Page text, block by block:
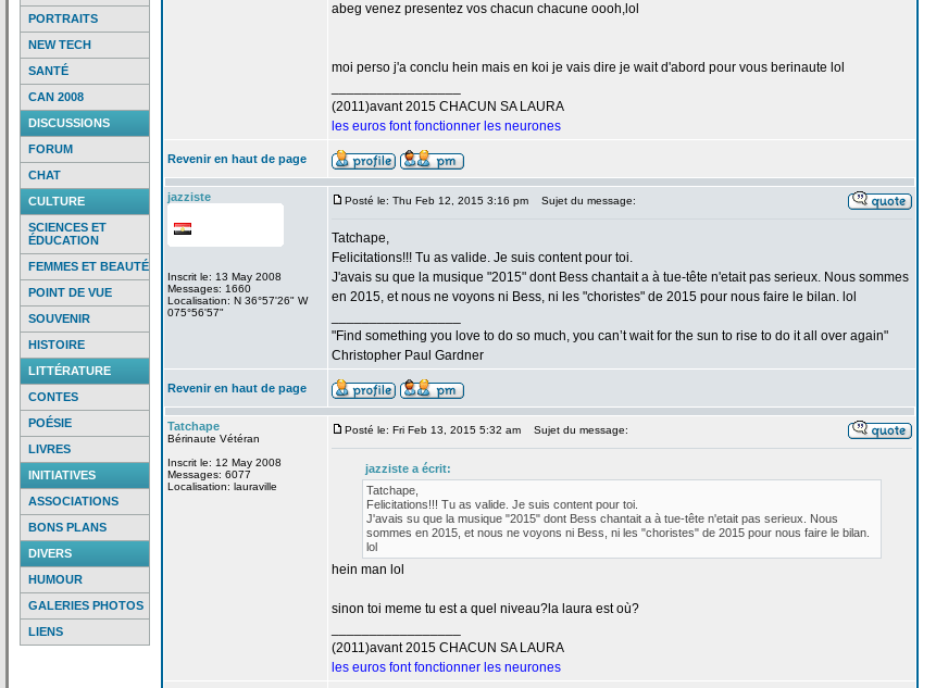
PORTRAITS
NEW TECH
SANTÉ
CAN 2008
DISCUSSIONS
FORUM
CHAT
CULTURE
SCIENCES ET
ÉDUCATION
FEMMES ET BEAUTÉ
POINT DE VUE
SOUVENIR
HISTOIRE
LITTÉRATURE
CONTES
POÉSIE
LIVRES
INITIATIVES
ASSOCIATIONS
BONS PLANS
DIVERS
HUMOUR
GALERIES PHOTOS
LIENS
abeg venez presentez vos chacun chacune oooh,lol
moi perso j'a conclu hein mais en koi je vais dire je wait d'abord pour vous berinaute lol
(2011)avant 2015 CHACUN SA LAURA
les euros font fonctionner les neurones
Revenir en haut de page
jazziste
Inscrit le: 13 May 2008
Messages: 1660
Localisation: N 36°57'26" W
075°56'57"
Posté le: Thu Feb 12, 2015 3:16 pm Sujet du message:
Tatchape,
Felicitations!!! Tu as valide. Je suis content pour toi.
J'avais su que la musique "2015" dont Bess chantait a à tue-tête n'etait pas serieux. Nous sommes
en 2015, et nous ne voyons ni Bess, ni les "choristes" de 2015 pour nous faire le bilan. lol
"Find something you love to do so much, you can’t wait for the sun to rise to do it all over again"
Christopher Paul Gardner
Revenir en haut de page
Tatchape
Bérinaute Vétéran
Inscrit le: 12 May 2008
Messages: 6077
Localisation: lauraville
Posté le: Fri Feb 13, 2015 5:32 am Sujet du message:
jazziste a écrit:
Tatchape,
Felicitations!!! Tu as valide. Je suis content pour toi.
J'avais su que la musique "2015" dont Bess chantait a à tue-tête n'etait pas serieux. Nous
sommes en 2015, et nous ne voyons ni Bess, ni les "choristes" de 2015 pour nous faire le bilan.
lol
hein man lol
sinon toi meme tu est a quel niveau?la laura est où?
(2011)avant 2015 CHACUN SA LAURA
les euros font fonctionner les neurones